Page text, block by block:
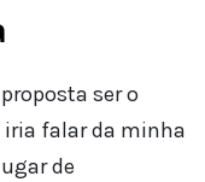
ser o
iria falar da minha
de